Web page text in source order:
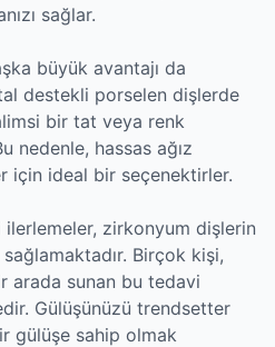
sağlar.
büyük avantajı da
destekli porselen dişlerde
bir tat veya renk
nedenle, hassas ağız
için ideal bir seçenektirler.
zirkonyum dişlerin
sağlamaktadır. Birçok kişi,
arada sunan bu tedavi
Gülüşünüzü trendsetter
gülüşe sahip olmak